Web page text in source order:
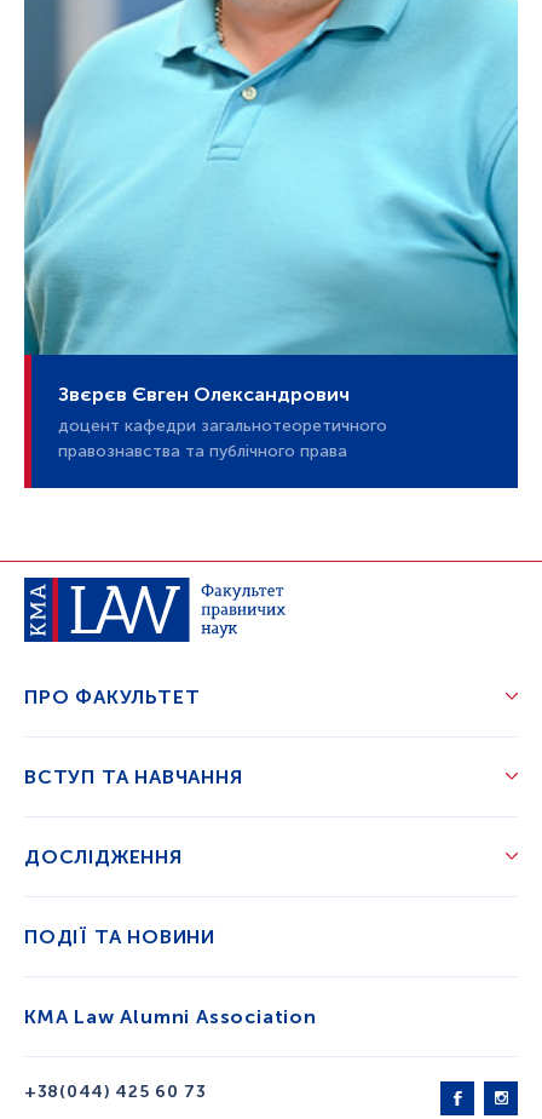
Звєрєв Євген Олександрович
доцент кафедри загальнотеоретичного
правознавства та публічного права
+38(044) 425 60 73
ПРО ФАКУЛЬТЕТ
ВСТУП ТА НАВЧАННЯ
ДОСЛІДЖЕННЯ
ПОДІЇ ТА НОВИНИ
KMA Law Alumni Association